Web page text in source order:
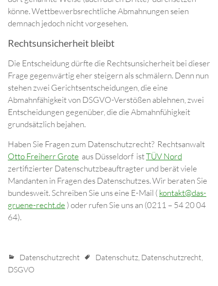
könne. Wettbewerbsrechtliche Abmahnungen seien
demnach jedoch nicht vorgesehen.
Rechtsunsicherheit bleibt
Die Entscheidung dürfte die Rechtsunsicherheit bei dieser
Frage gegenwärtig eher steigern als schmälern. Denn nun
stehen zwei Gerichtsentscheidungen, die eine
Abmahnfähigkeit von DSGVO-Verstößen ablehnen, zwei
Entscheidungen gegenüber, die die Abmahnfühigkeit
grundsätzlich bejahen.
Haben Sie Fragen zum Datenschutzrecht? Rechtsanwalt
Otto Freiherr Grote aus Düsseldorf istTÜV Nord
zertifizierter Datenschutzbeauftragter und berät viele
Mandanten in Fragen des Datenschutzes. Wir beraten Sie
bundesweit. Schreiben Sie uns eine E-Mail ( kontakt@das-
gruene-recht.de ) oder rufen Sie uns an (0211 – 54 20 04
64).
Datenschutzrecht Datenschutz, Datenschutzrecht,
DSGVO